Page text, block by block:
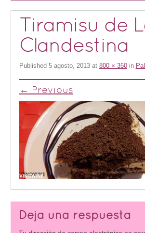
Tiramisu de
Clandestina
Published 5 agosto, 2013at 800 × 350in
← Previous
Deja una respuesta